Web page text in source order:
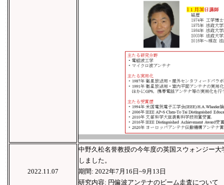
2022.11.07
中野久松名誉教授の今年度の英国スウォンジー
しました。
期間: 2022年7月16日~9月13日
研究内容: 円偏波アンテナのビーム走査について